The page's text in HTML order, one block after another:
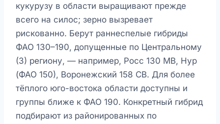
кукурузу в области выращивают прежде
всего на силос; зерно вызревает
рискованно. Берут раннеспелые гибриды
ФАО 130–190, допущенные по Центральному
(3) региону, — например, Росс 130 МВ, Нур
(ФАО 150), Воронежский 158 СВ. Для более
тёплого юго-востока области доступны и
группы ближе к ФАО 190. Конкретный гибрид
подбирают из районированных по